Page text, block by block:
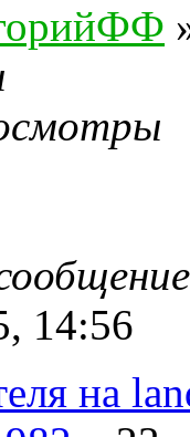
14:56
на